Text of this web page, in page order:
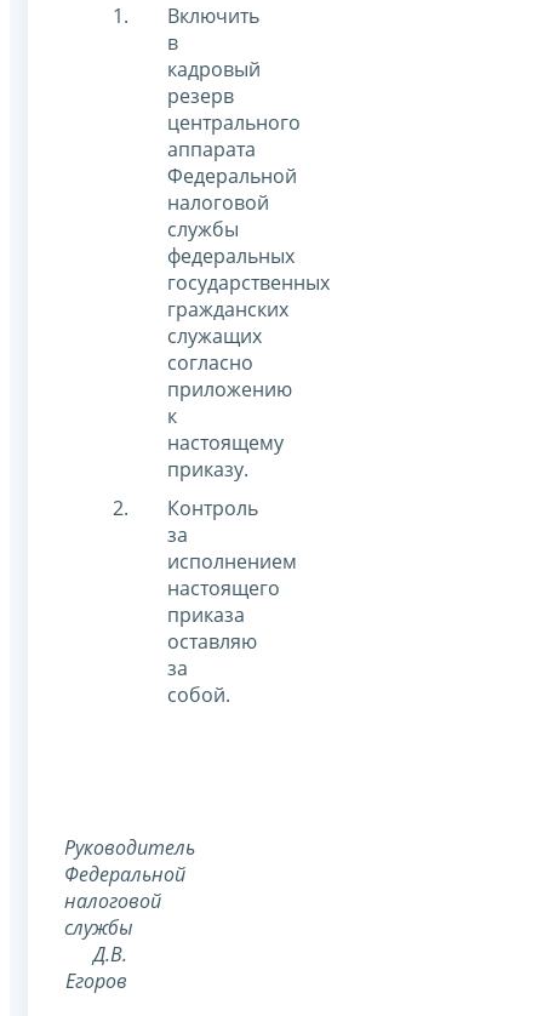
Включить
в
кадровый
резерв
центрального
аппарата
Федеральной
налоговой
службы
федеральных
государственных
гражданских
служащих
согласно
приложению
к
настоящему
приказу.
Контроль
за
исполнением
настоящего
приказа
оставляю
за
собой.
Руководитель
Федеральной
налоговой
службы
Д.В.
Егоров